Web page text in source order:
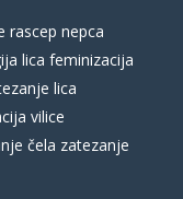
rascep nepca
lica feminizacija
lica
vilice
čela zatezanje